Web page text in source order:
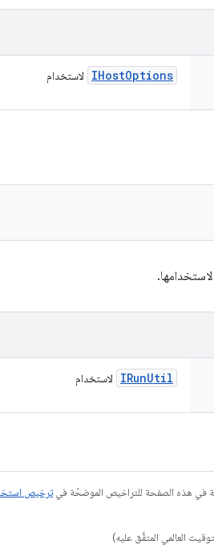
IHostOptions لاستخدام
لاستخدامها.
IRunUtil لاستخدام
في هذه الصفحة للتراخيص الموضحّة فيترخيص